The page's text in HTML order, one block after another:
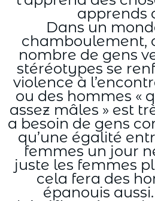
apprends
Dans un
chamboulement,
nombre de gens
stéréotypes se
violence à
ou des hommes «
assez mâles » est
a besoin de gens
qu’une égalité
femmes un jour
juste les femmes
cela fera des
épanouis